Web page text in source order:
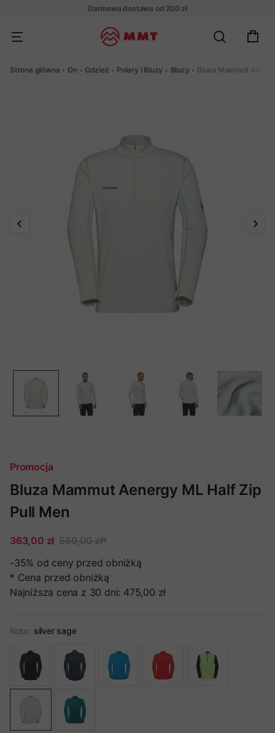
Darmowa dostawa od 200 zł
Strona główna On Odzież Polary i Bluzy Bluzy Bluza Mammut
Promocja
Bluza Mammut Aenergy ML Half Zip
Pull Men
363,00 zł 559,00 zł*
-35% od ceny przed obniżką
* Cena przed obniżką
Najniższa cena z 30 dni: 475,00 zł
Kolor: silver sage